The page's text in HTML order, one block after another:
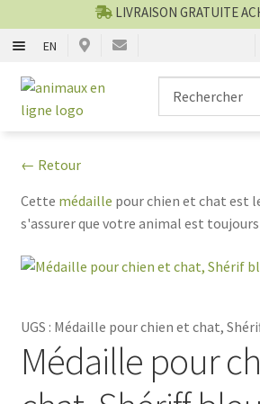
EN
Aller
à
Aller
au
LIVRAISON GRATUITE
CHIENS
SERVICES
PAR MARQUES
🍁 PRODUITS CANADIEN
VENTES
← Retour
Cette médaille pour chien et chat est
s'assurer que votre animal est
que sur l'étoile blanche est inscrit
chat facilitera son retour à la maison
UGS : Médaille pour chien et chat,
Médaille pour